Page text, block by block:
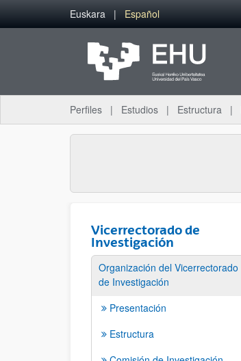
Saltar al contenido principal
Euskara Español
Perfiles Estudios Estructura
Vicerrectorado de
Investigación
Organización del Vicerrectorado
de Investigación
Presentación
Estructura